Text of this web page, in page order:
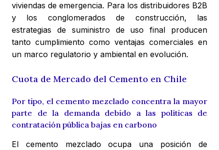
viviendas de emergencia. Para los distribuidores B2B
y los conglomerados de construcción, las
estrategias de suministro de uso final producen
tanto cumplimiento como ventajas comerciales en
un marco regulatorio y ambiental en evolución.
Cuota de Mercado del Cemento en Chile
Por tipo, el cemento mezclado concentra la mayor
parte de la demanda debido a las políticas de
contratación pública bajas en carbono
El cemento mezclado ocupa una posición de